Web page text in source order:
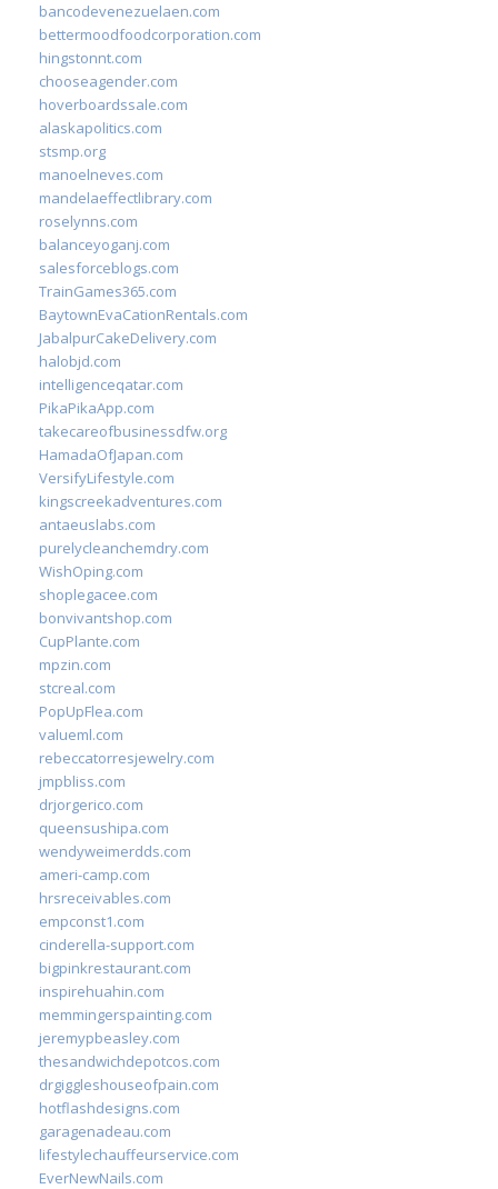
bancodevenezuelaen.com
bettermoodfoodcorporation.com
hingstonnt.com
chooseagender.com
hoverboardssale.com
alaskapolitics.com
stsmp.org
manoelneves.com
mandelaeffectlibrary.com
roselynns.com
balanceyoganj.com
salesforceblogs.com
TrainGames365.com
BaytownEvaCationRentals.com
JabalpurCakeDelivery.com
halobjd.com
intelligenceqatar.com
PikaPikaApp.com
takecareofbusinessdfw.org
HamadaOfJapan.com
VersifyLifestyle.com
kingscreekadventures.com
antaeuslabs.com
purelycleanchemdry.com
WishOping.com
shoplegacee.com
bonvivantshop.com
CupPlante.com
mpzin.com
stcreal.com
PopUpFlea.com
valueml.com
rebeccatorresjewelry.com
jmpbliss.com
drjorgerico.com
queensushipa.com
wendyweimerdds.com
ameri-camp.com
hrsreceivables.com
empconst1.com
cinderella-support.com
bigpinkrestaurant.com
inspirehuahin.com
memmingerspainting.com
jeremypbeasley.com
thesandwichdepotcos.com
drgiggleshouseofpain.com
hotflashdesigns.com
garagenadeau.com
lifestylechauffeurservice.com
EverNewNails.com